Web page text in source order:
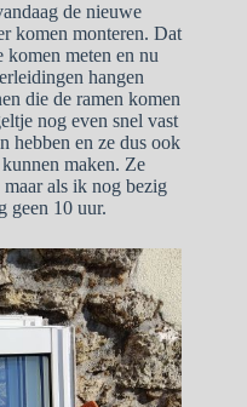
de nieuwe
komen monteren. Dat
meten en nu
hangen
die de ramen komen
nog even snel vast
hebben en ze dus ook
maken. Ze
als ik nog bezig
geen 10 uur.